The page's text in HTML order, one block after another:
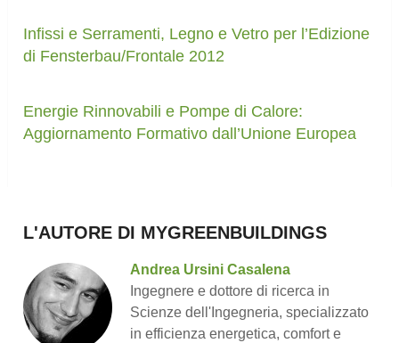
Infissi e Serramenti, Legno e Vetro per l’Edizione
di Fensterbau/Frontale 2012
Energie Rinnovabili e Pompe di Calore:
Aggiornamento Formativo dall’Unione Europea
L'AUTORE DI MYGREENBUILDINGS
Andrea Ursini Casalena
Ingegnere e dottore di ricerca in
Scienze dell'Ingegneria, specializzato
in efficienza energetica, comfort e